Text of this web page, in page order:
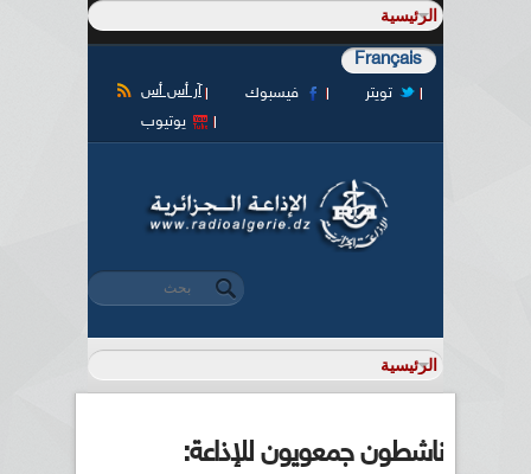
Français
آر أس أس فيسبوك
تويتر
يوتيوب
استمارة البحث
‏بحث ‏
ناشطون جمعويون للإذاعة: